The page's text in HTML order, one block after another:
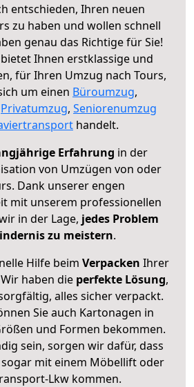
entschieden, Ihren neuen
zu haben und wollen schnell
genau das Richtige für Sie!
Ihnen erstklassige und
für Ihren Umzug nach Tours,
um einen Büroumzug,
Privatumzug, Seniorenumzug
handelt.
Erfahrung in der
von Umzügen von oder
Dank unserer engen
mit unserem professionellen
in der Lage, jedes Problem
zu meistern.
Hilfe beim Verpacken Ihrer
Wir haben die perfekte Lösung,
alles sicher verpackt.
Sie auch Kartonagen in
und Formen bekommen.
sein, sorgen wir dafür, dass
mit einem Möbellift oder
Lkw kommen.